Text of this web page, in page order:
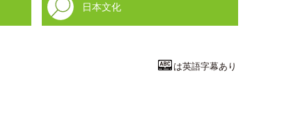
日本文化
は英語字幕あり